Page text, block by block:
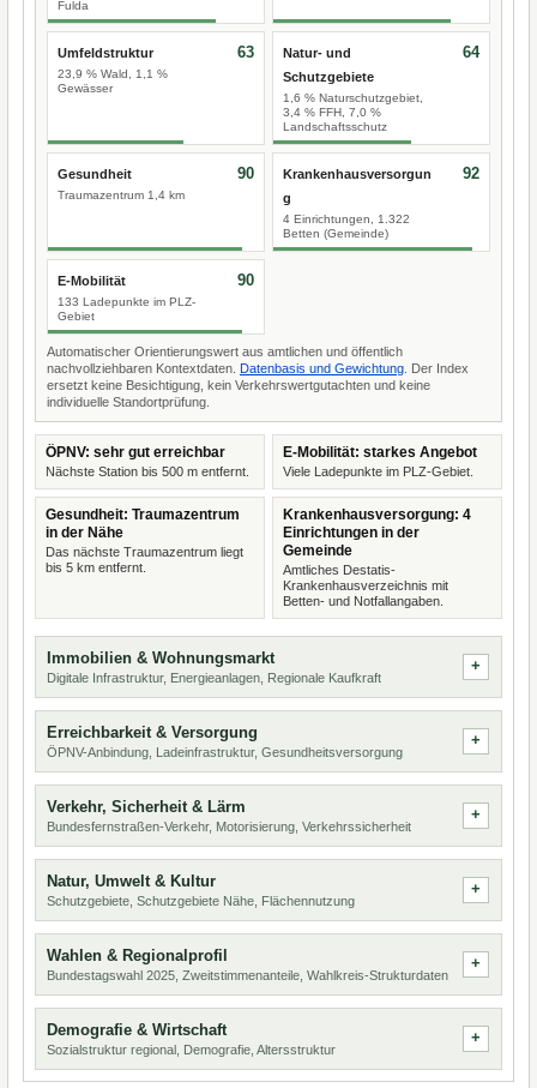
Fulda
Umfeldstruktur
23,9 % Wald, 1,1 %
Gewässer
63
Natur- und
Schutzgebiete
1,6 % Naturschutzgebiet,
3,4 % FFH, 7,0 %
Landschaftsschutz
64
Gesundheit
Traumazentrum 1,4 km
90
Krankenhausversorgun
g
4 Einrichtungen, 1.322
Betten (Gemeinde)
92
E-Mobilität
133 Ladepunkte im PLZ-
Gebiet
90
Automatischer Orientierungswert aus amtlichen und öffentlich
nachvollziehbaren Kontextdaten. Datenbasis und Gewichtung . Der Index
ersetzt keine Besichtigung, kein Verkehrswertgutachten und keine
individuelle Standortprüfung.
ÖPNV: sehr gut erreichbar
Nächste Station bis 500 m entfernt.
E-Mobilität: starkes Angebot
Viele Ladepunkte im PLZ-Gebiet.
Gesundheit: Traumazentrum
in der Nähe
Das nächste Traumazentrum liegt
bis 5 km entfernt.
Krankenhausversorgung: 4
Einrichtungen in der
Gemeinde
Amtliches Destatis-
Krankenhausverzeichnis mit
Betten- und Notfallangaben.
Immobilien & Wohnungsmarkt
Digitale Infrastruktur, Energieanlagen, Regionale Kaufkraft
Erreichbarkeit & Versorgung
ÖPNV-Anbindung, Ladeinfrastruktur, Gesundheitsversorgung
Verkehr, Sicherheit & Lärm
Bundesfernstraßen-Verkehr, Motorisierung, Verkehrssicherheit
Natur, Umwelt & Kultur
Schutzgebiete, Schutzgebiete Nähe, Flächennutzung
Wahlen & Regionalprofil
Bundestagswahl 2025, Zweitstimmenanteile, Wahlkreis-Strukturdaten
Demografie & Wirtschaft
Sozialstruktur regional, Demografie, Altersstruktur